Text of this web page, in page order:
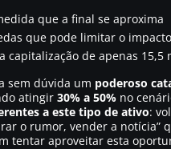
que a final se aproxima
que pode limitar o impacto
capitalização de apenas 15,5
sem dúvida um poderoso
atingir 30% a 50% no
a este tipo de ativo:
o rumor, vender a
tentar aproveitar esta